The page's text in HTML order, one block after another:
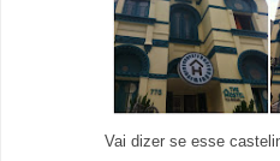
Vai dizer se esse